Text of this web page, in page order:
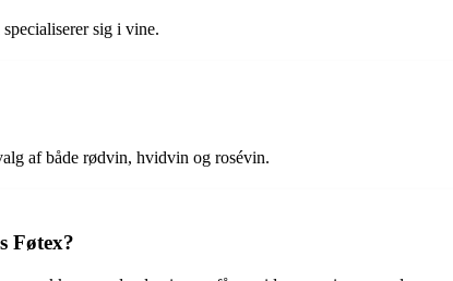
sig i vine.
af både rødvin, hvidvin og rosévin.
Føtex?